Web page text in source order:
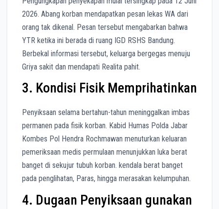
2026. Abang korban mendapatkan pesan lekas WA dari
orang tak dikenal. Pesan tersebut mengabarkan bahwa
YTR ketika ini berada di ruang IGD RSHS Bandung.
Berbekal informasi tersebut, keluarga bergegas menuju
Griya sakit dan mendapati Realita pahit.
3. Kondisi Fisik Memprihatinkan
Penyiksaan selama bertahun-tahun meninggalkan imbas
permanen pada fisik korban. Kabid Humas Polda Jabar
Kombes Pol Hendra Rochmawan menuturkan keluaran
pemeriksaan medis permulaan menunjukkan luka berat
banget di sekujur tubuh korban. kendala berat banget
pada penglihatan, Paras, hingga merasakan kelumpuhan.
4. Dugaan Penyiksaan gunakan